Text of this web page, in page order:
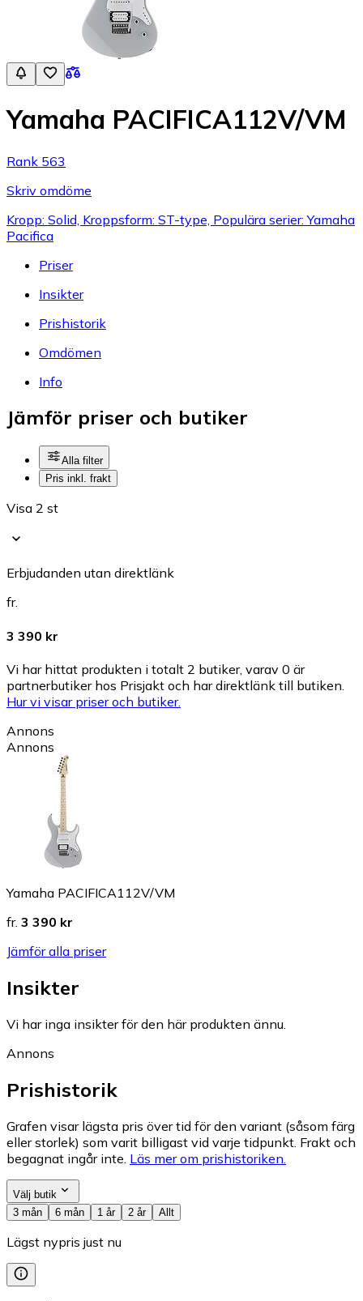
Yamaha PACIFICA112V/VM
Rank 563
Skriv omdöme
Kropp: Solid, Kroppsform: ST-type, Populära serier: Yamaha
Pacifica
Priser
Insikter
Prishistorik
Omdömen
Info
Jämför priser och butiker
Alla filter
Pris inkl. frakt
Visa 2 st
Erbjudanden utan direktlänk
fr.
3 390 kr
Vi har hittat produkten i totalt 2 butiker, varav 0 är
partnerbutiker hos Prisjakt och har direktlänk till butiken.
Hur vi visar priser och butiker.
Annons
Annons
Yamaha PACIFICA112V/VM
fr. 3 390 kr
Jämför alla priser
Insikter
Vi har inga insikter för den här produkten ännu.
Annons
Prishistorik
Grafen visar lägsta pris över tid för den variant (såsom färg
eller storlek) som varit billigast vid varje tidpunkt. Frakt och
begagnat ingår inte. Läs mer om prishistoriken.
Välj butik
3 mån
6 mån 1 år 2 år Allt
Lägst nypris just nu